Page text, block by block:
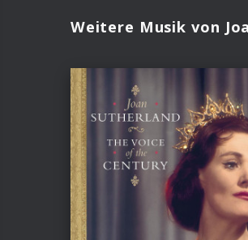
Weitere Musik von